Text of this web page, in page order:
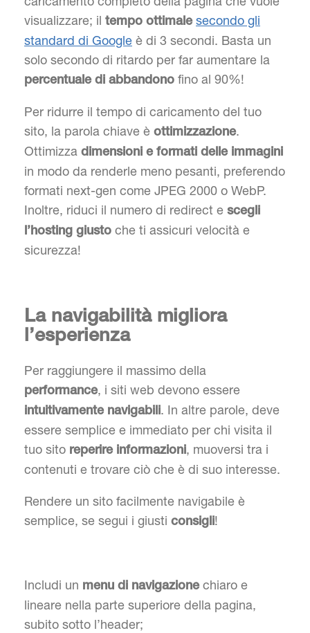
visualizzare; il tempo ottimale secondo gli
standard di Google è di 3 secondi. Basta un
solo secondo di ritardo per far aumentare la
percentuale di abbandono fino al 90%!
Per ridurre il tempo di caricamento del tuo
sito, la parola chiave è ottimizzazione.
Ottimizza dimensioni e formati delle immagini
in modo da renderle meno pesanti, preferendo
formati next-gen come JPEG 2000 o WebP.
Inoltre, riduci il numero di redirect e scegli
l’hosting giusto che ti assicuri velocità e
sicurezza!
La navigabilità migliora
l’esperienza
Per raggiungere il massimo della
performance, i siti web devono essere
intuitivamente navigabili. In altre parole, deve
essere semplice e immediato per chi visita il
tuo sito reperire informazioni, muoversi tra i
contenuti e trovare ciò che è di suo interesse.
Rendere un sito facilmente navigabile è
semplice, se segui i giusti consigli!
Includi un menu di navigazionechiaro e
lineare nella parte superiore della pagina,
subito sotto l’header;